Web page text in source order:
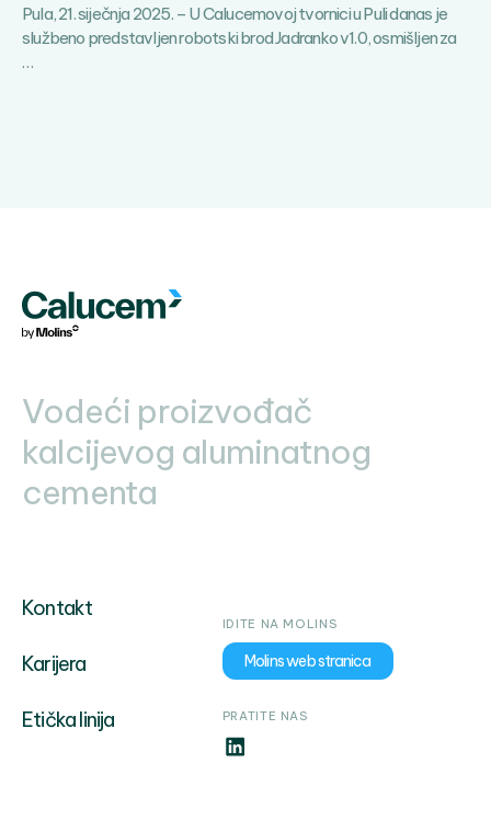
Pula, 21. siječnja 2025. – U Calucemovoj tvornici u Puli danas je
službeno predstavljen robotski brod Jadranko v1.0, osmišljen za
…Calucem
Vodeći proizvođač
kalcijevog aluminatnog
cementa
Kontakt
Karijera
Etička linija
IDITE NA MOLINS
Molins web stranica
PRATITE NAS